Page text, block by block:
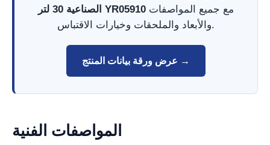
الصناعية 30 لتر YR05910
والأبعاد والملحقات وخيارات الاقتباس.
عرض ورقة بيانات المنتج →
المواصفات الفنية